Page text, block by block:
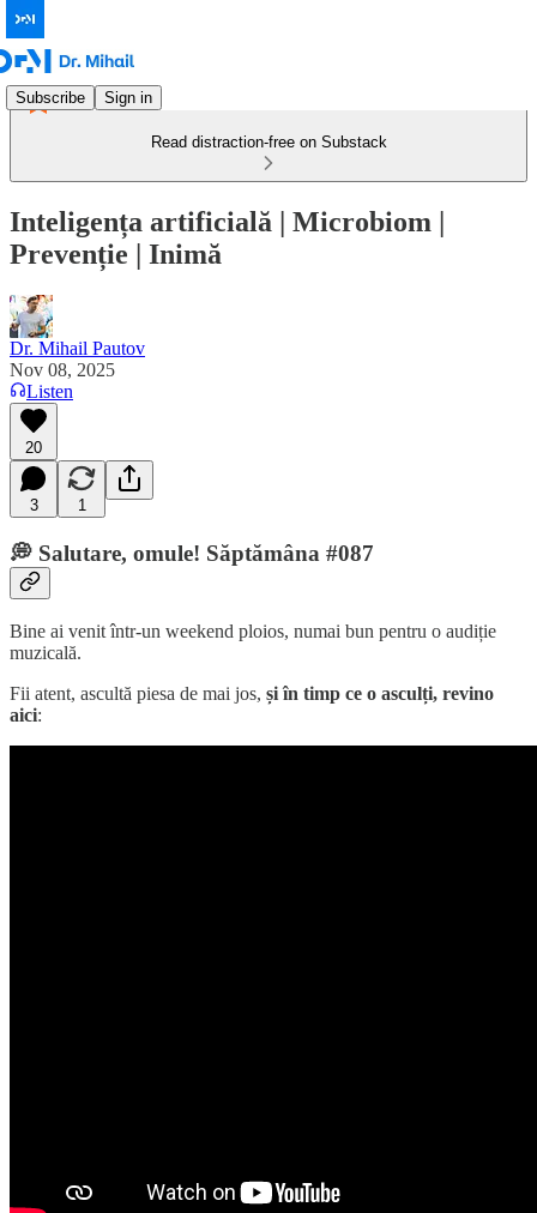
Subscribe Sign in
Read distraction-free on Substack
Inteligența artificială | Microbiom |
Prevenție | Inimă
Dr. Mihail Pautov
Nov 08, 2025
Listen
20
3 1
💭 Salutare, omule! Săptămâna #087
Bine ai venit într-un weekend ploios, numai bun pentru o audiție
muzicală.
Fii atent, ascultă piesa de mai jos, și în timp ce o asculți, revino
aici: